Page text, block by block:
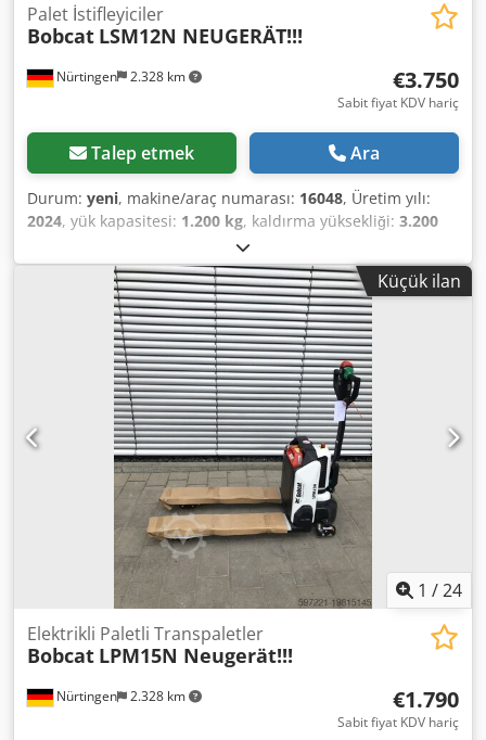
Nürtingen 2.328 km
Palet İstifleyiciler
Bobcat LSM12N NEUGERÄT!!!
€3.750
Sabit fiyat KDV hariç
Talep etmek Ara
Durum: yeni, makine/araç numarası: 16048, Üretim yılı:
2024, yük kapasitesi: 1.200 kg, kaldırma yüksekliği: 3.200
, yakıt türü:
simpleks, inşaat yüksekliği:2.080 mm, batarya voltajı:24
, çatalların uzunluğu:1.150 mm, toplam ağırlık:576 kg,
5076939 Seri Numarası: OBWNL-002740 Akü Özellikleri:
24V 60Ah Crodpfx Afeykc Rro Eof
Küçük ilan
1 /24
Nürtingen 2.328 km
Elektrikli Paletli Transpaletler
Bobcat LPM15N Neugerät!!!
€1.790
Sabit fiyat KDV hariç